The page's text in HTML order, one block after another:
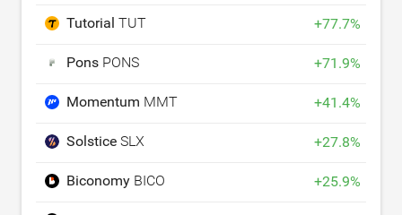
Tutorial TUT +77.7%
Pons PONS +71.9%
Momentum MMT +41.4%
Solstice SLX +27.8%
Biconomy BICO +25.9%